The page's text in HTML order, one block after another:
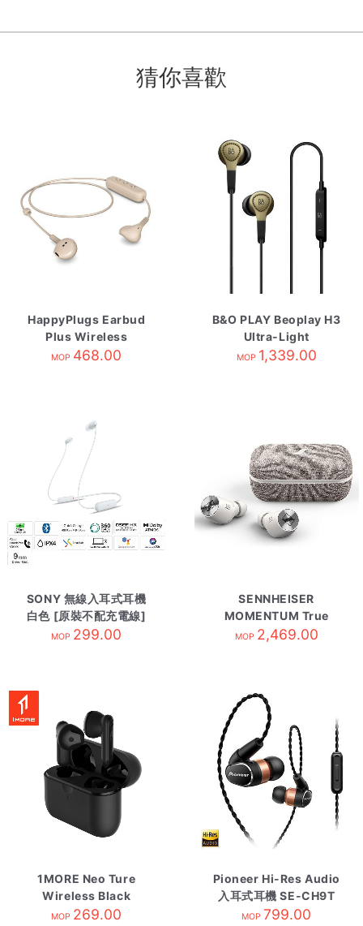
猜你喜歡
HappyPlugs Earbud
Plus Wireless
Champagne
MOP 468.00
B&O PLAY Beoplay H3
Ultra-Light
Earphones
MOP 1,339.00
SONY 無線入耳式耳機
白色 [原裝不配充電線]
WI-C100/WZE
MOP 299.00
SENNHEISER
MOMENTUM True
Wireless 2 自攜HK原
MOP 2,469.00
1MORE Neo Ture
Wireless Black
MOP 269.00
Pioneer Hi-Res Audio
入耳式耳機 SE-CH9T
MOP 799.00